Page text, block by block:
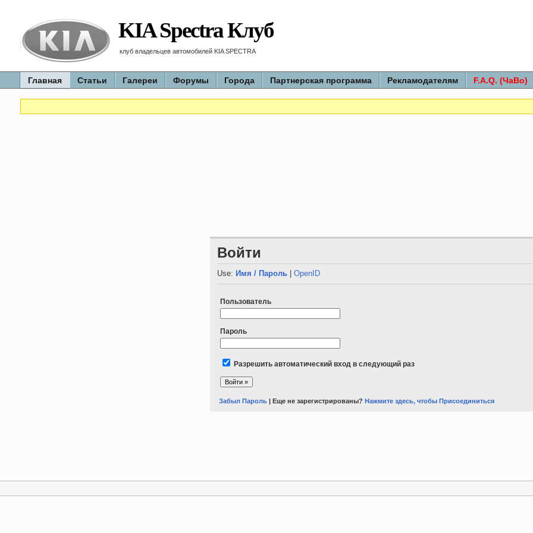
KIA Spectra Клуб
клуб владельцев автомобилей KIA SPECTRA
Главная Статьи Галереи Форумы Города Партнерская программа Рекламодателям F.A.Q. (ЧаВо)
Войти
Use: Имя / Пароль| OpenID
Пользователь
Пароль
Разрешить автоматический вход в следующий раз
Забыл Пароль| Еще не зарегистрированы? Нажмите здесь, чтобы Присоединиться